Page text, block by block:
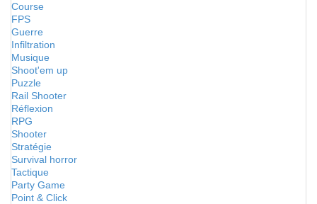
Course
FPS
Guerre
Infiltration
Musique
Shoot'em up
Puzzle
Rail Shooter
Réflexion
RPG
Shooter
Stratégie
Survival horror
Tactique
Party Game
Point & Click